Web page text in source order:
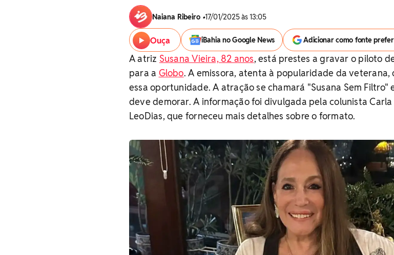
Naiana Ribeiro •17/01/2025 às 13:05
Ouça iBahia no Google News Adicionar como fonte
A atriz Susana Vieira, 82 anos, está prestes a gravar o piloto
para a Globo. A emissora, atenta à popularidade da
essa oportunidade. A atração se chamará "Susana Sem Filtro"
deve demorar. A informação foi divulgada pela colunista
LeoDias, que forneceu mais detalhes sobre o formato.